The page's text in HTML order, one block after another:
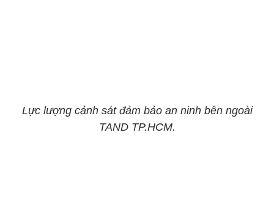
Lực lượng cảnh sát đảm bảo an ninh bên ngoài
TAND TP.HCM.